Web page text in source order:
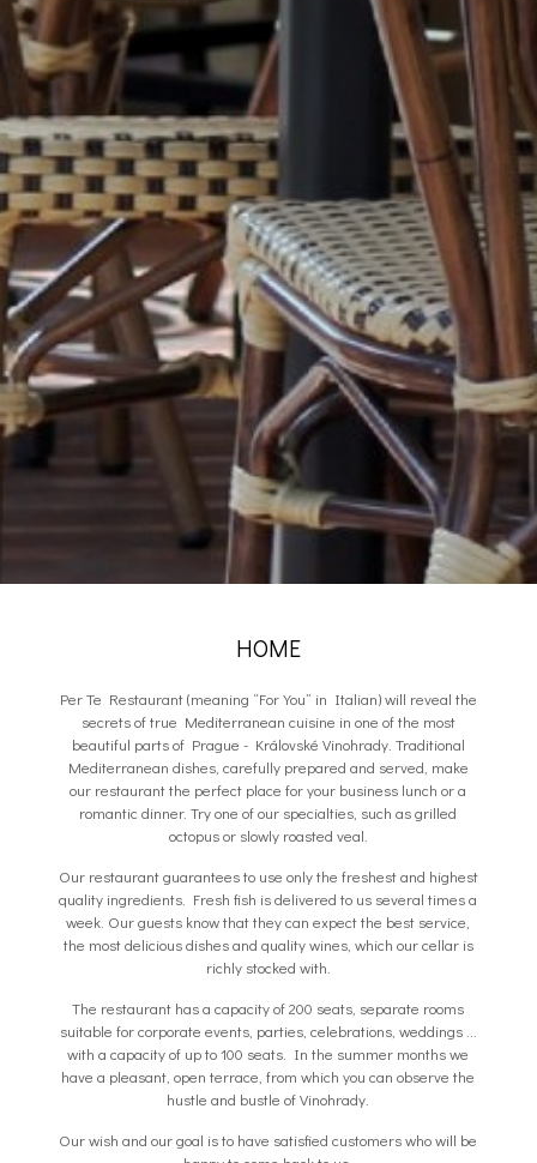
HOME
Per Te Restaurant (meaning “For You” in Italian) will reveal the
secrets of true Mediterranean cuisine in one of the most
beautiful parts of Prague - Královské Vinohrady. Traditional
Mediterranean dishes, carefully prepared and served, make
our restaurant the perfect place for your business lunch or a
romantic dinner. Try one of our specialties, such as grilled
octopus or slowly roasted veal.
Our restaurant guarantees to use only the freshest and highest
quality ingredients. Fresh fish is delivered to us several times a
week. Our guests know that they can expect the best service,
the most delicious dishes and quality wines, which our cellar is
richly stocked with.
The restaurant has a capacity of 200 seats, separate rooms
suitable for corporate events, parties, celebrations, weddings ...
with a capacity of up to 100 seats. In the summer months we
have a pleasant, open terrace, from which you can observe the
hustle and bustle of Vinohrady.
Our wish and our goal is to have satisfied customers who will be